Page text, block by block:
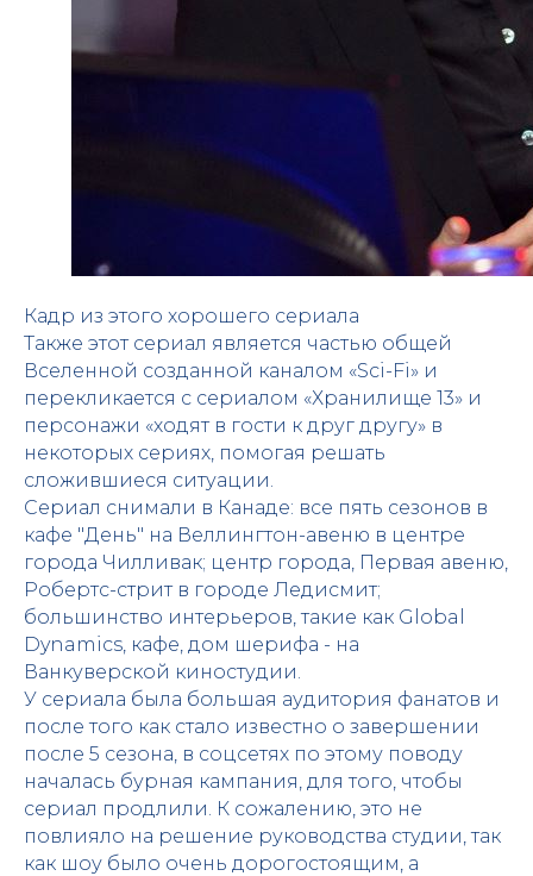
Кадр из этого хорошего сериала
Также этот сериал является частью общей
Вселенной созданной каналом «Sci-Fi» и
перекликается с сериалом «Хранилище 13» и
персонажи «ходят в гости к друг другу» в
некоторых сериях, помогая решать
сложившиеся ситуации.
Сериал снимали в Канаде: все пять сезонов в
кафе "День" на Веллингтон-авеню в центре
города Чилливак; центр города, Первая авеню,
Робертс-стрит в городе Ледисмит;
большинство интерьеров, такие как Global
Dynamics, кафе, дом шерифа - на
Ванкуверской киностудии.
У сериала была большая аудитория фанатов и
после того как стало известно о завершении
после 5 сезона, в соцсетях по этому поводу
началась бурная кампания, для того, чтобы
сериал продлили. К сожалению, это не
повлияло на решение руководства студии, так
как шоу было очень дорогостоящим, а